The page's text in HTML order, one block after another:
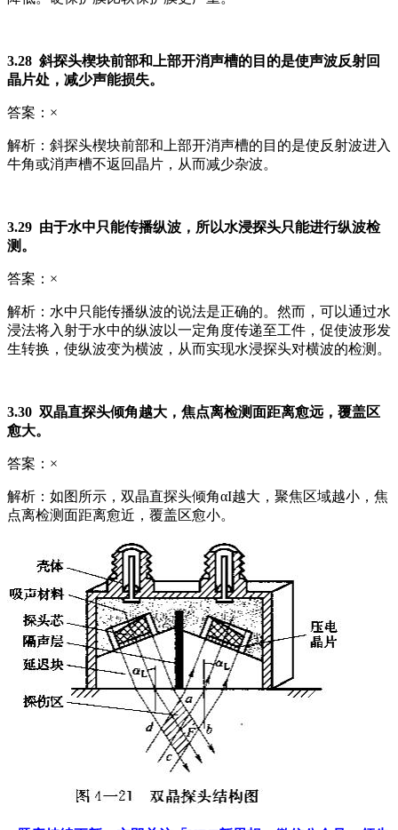
3.28 斜探头楔块前部和上部开消声槽的目的是使声波反射回
晶片处，减少声能损失。
答案：×
解析：斜探头楔块前部和上部开消声槽的目的是使反射波进入
牛角或消声槽不返回晶片，从而减少杂波。
3.29 由于水中只能传播纵波，所以水浸探头只能进行纵波检
测。
答案：×
解析：水中只能传播纵波的说法是正确的。然而，可以通过水
浸法将入射于水中的纵波以一定角度传递至工件，促使波形发
生转换，使纵波变为横波，从而实现水浸探头对横波的检测。
3.30 双晶直探头倾角越大，焦点离检测面距离愈远，覆盖区
愈大。
答案：×
解析：如图所示，双晶直探头倾角αI越大，聚焦区域越小，焦
点离检测面距离愈近，覆盖区愈小。